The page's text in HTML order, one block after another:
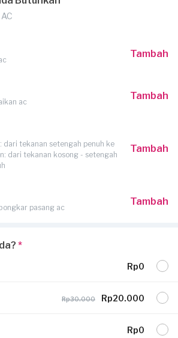
Tambah
ac
Tambah
dari tekanan setengah penuh ke
dari tekanan kosong - setengah
Tambah
pasang ac
Tambah
*
Rp0
Rp30.000 Rp20.000
Rp0